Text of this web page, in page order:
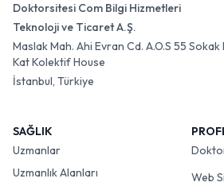
Doktorsitesi Com Bilgi Hizmetleri
Teknoloji ve Ticaret A.Ş.
Maslak Mah. Ahi Evran Cd. A.O.S 55
Kat Kolektif House
İstanbul, Türkiye
SAĞLIK
Uzmanlar
Uzmanlık Alanları
Web